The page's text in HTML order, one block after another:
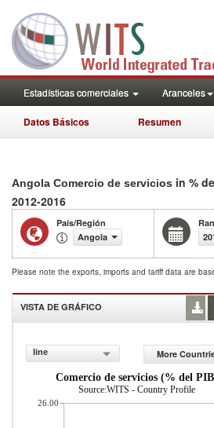
Estadísticas comerciales Aranceles
Datos Básicos Resumen
Angola Comercio de servicios in %
2012-2016
País/Región
Angola
Please note the exports, imports and tariff data are
VISTA DE GRÁFICO
line
More
Comercio de servicios (% del
Source:WITS - Country Profile
26.00